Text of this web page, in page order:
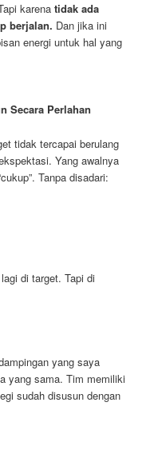
karenatidak ada
berjalan. Dan jika ini
energi untuk hal yang
Secara Perlahan
tidak tercapai berulang
Yang awalnya
Tanpa disadari:
di target. Tapi di
yang saya
yang sama. Tim memiliki
sudah disusun dengan